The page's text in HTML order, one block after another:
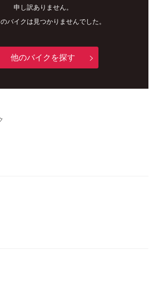
申し訳ありません。
バイクは見つかりませんでした。
他のバイクを探す